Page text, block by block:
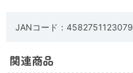
JANコード：4582751123079
関連商品